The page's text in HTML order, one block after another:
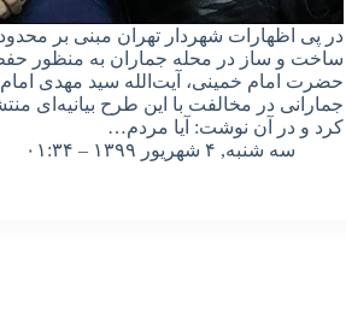
در پی اظهارات شهردار تهران مبنی بر
ساخت و ساز در محله جماران به منظور حفظ
حضرت امام خمینی، آیت‌الله سید مهدی امام
جمارانی در مخالفت با این طرح بیانیه‌ای
کرد و در آن نوشت: آیا مردم…
سه شنبه, ۴ شهریور ۱۳۹۹ – ۰۱:۳۴